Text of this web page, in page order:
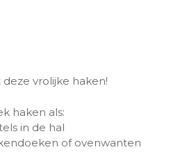
vrolijke haken!
haken als:
in de hal
of ovenwanten